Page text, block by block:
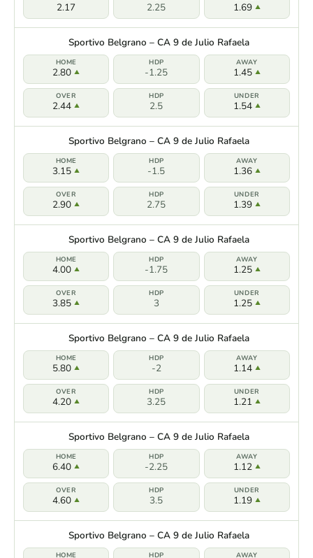
2.17 2.25 1.69
Sportivo Belgrano – CA 9 de Julio Rafaela
2.80 -1.25 1.45
2.44 2.5 1.54
Sportivo Belgrano – CA 9 de Julio Rafaela
3.15 -1.5 1.36
2.90 2.75 1.39
Sportivo Belgrano – CA 9 de Julio Rafaela
4.00 -1.75 1.25
3.85 3 1.25
Sportivo Belgrano – CA 9 de Julio Rafaela
5.80 -2 1.14
4.20 3.25 1.21
Sportivo Belgrano – CA 9 de Julio Rafaela
6.40 -2.25 1.12
4.60 3.5 1.19
Sportivo Belgrano – CA 9 de Julio Rafaela